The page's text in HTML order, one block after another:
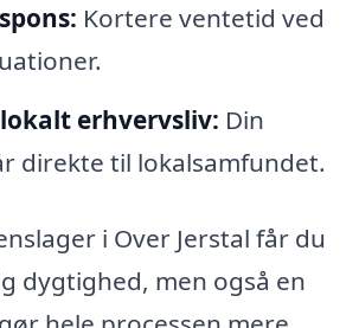
Kortere ventetid ved
erhvervsliv: Din
direkte til lokalsamfundet.
i Over Jerstal får du
dygtighed, men også en